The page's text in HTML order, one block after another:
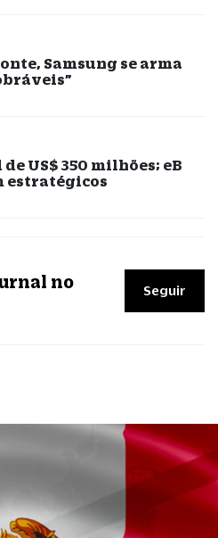
Samsung se arma
US$ 350 milhões; eB
estratégicos
no
Seguir